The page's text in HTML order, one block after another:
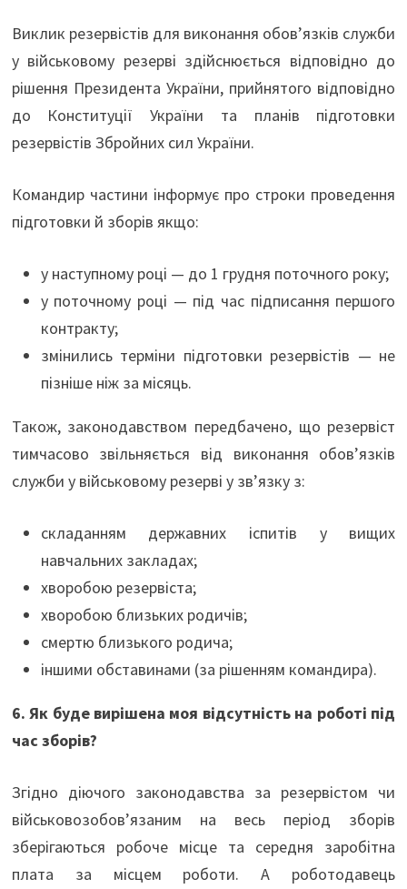
Виклик резервістів для виконання обов’язків служби
у військовому резерві здійснюється відповідно до
рішення Президента України, прийнятого відповідно
до Конституції України та планів підготовки
резервістів Збройних сил України.
Командир частини інформує про строки проведення
підготовки й зборів якщо:
у наступному році — до 1 грудня поточного року;
у поточному році — під час підписання першого
контракту;
змінились терміни підготовки резервістів — не
пізніше ніж за місяць.
Також, законодавством передбачено, що резервіст
тимчасово звільняється від виконання обов’язків
служби у військовому резерві у зв’язку з:
складанням державних іспитів у вищих
навчальних закладах;
хворобою резервіста;
хворобою близьких родичів;
смертю близького родича;
іншими обставинами (за рішенням командира).
6. Як буде вирішена моя відсутність на роботі під
час зборів?
Згідно діючого законодавства за резервістом чи
військовозобов’язаним на весь період зборів
зберігаються робоче місце та середня заробітна
плата за місцем роботи. А роботодавець